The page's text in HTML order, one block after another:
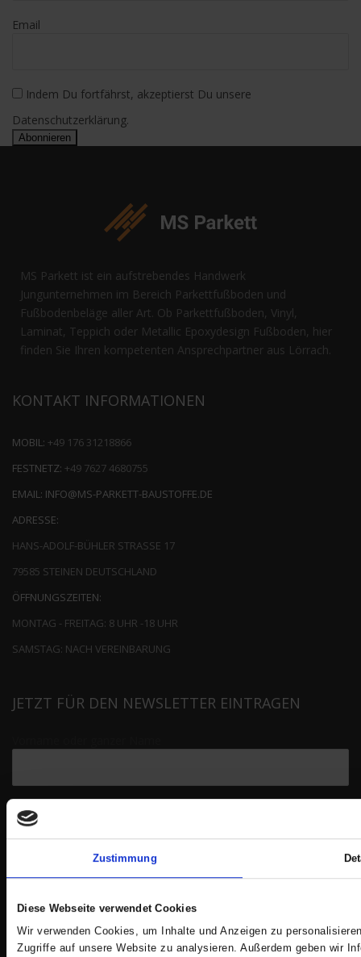
Zustimmung
Diese Webseite verwendet Cookies
Wir verwenden Cookies, um Inhalte und Anzeigen zu
Zugriffe auf unsere Website zu analysieren. Außerdem geben wir
Email
Indem Du fortfährst, akzeptierst Du unsere
Datenschutzerklärung.
MS Parkett ist ein aufstrebendes Handwerk
Jungunternehmen im Bereich Parkettfußboden und
Fußbodenbeläge aller Art. Ob Parkettfußboden, Vinyl,
Laminat, Teppich oder Metallic Epoxydesign Fußboden, hier
finden Sie Ihren kompetenten Ansprechpartner aus Lörrach.
KONTAKT INFORMATIONEN
MOBIL: +49 176 31218866
FESTNETZ: +49 7627 4680755
EMAIL: INFO@MS-PARKETT-BAUSTOFFE.DE
ADRESSE:
HANS-ADOLF-BÜHLER STRASSE 17
79585 STEINEN DEUTSCHLAND
ÖFFNUNGSZEITEN:
MONTAG - FREITAG: 8 UHR -18 UHR
SAMSTAG: NACH VEREINBARUNG
JETZT FÜR DEN NEWSLETTER EINTRAGEN
Email
Indem Du fortfährst, akzeptierst Du unsere
Datenschutzerklärung.